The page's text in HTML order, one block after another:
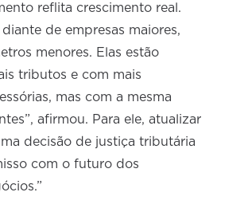
reflita crescimento real.
diante de empresas maiores,
menores. Elas estão
tributos e com mais
mas com a mesma
afirmou. Para ele, atualizar
decisão de justiça tributária
com o futuro dos